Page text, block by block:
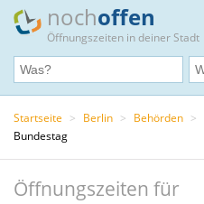
nochoffen
Öffnungszeiten in deiner Stadt
Startseite > Berlin > Behörden >
Bundestag
Öffnungszeiten für